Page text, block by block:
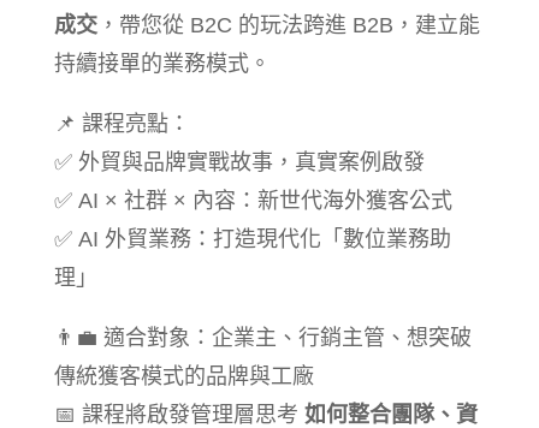
成交，帶您從 B2C 的玩法跨進 B2B，建立能
持續接單的業務模式。
📌 課程亮點：
✅ 外貿與品牌實戰故事，真實案例啟發
✅ AI × 社群 × 內容：新世代海外獲客公式
✅ AI 外貿業務：打造現代化「數位業務助
理」
👨‍💼 適合對象：企業主、行銷主管、想突破
傳統獲客模式的品牌與工廠
📅 課程將啟發管理層思考 如何整合團隊、資